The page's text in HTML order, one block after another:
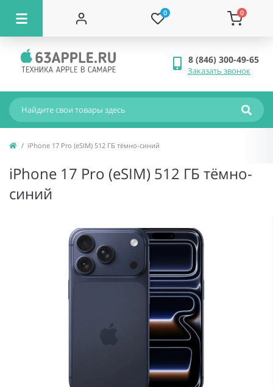
0 0
8 (846) 300-49-65
Заказать звонок
iPhone 17 Pro (eSIM) 512 ГБ тёмно-синий
iPhone 17 Pro (eSIM) 512 ГБ тёмно-
синий